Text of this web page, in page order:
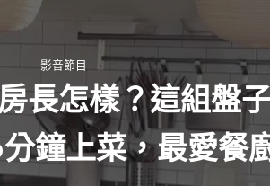
影音節目
長怎樣？這組盤
鐘上菜，最愛餐